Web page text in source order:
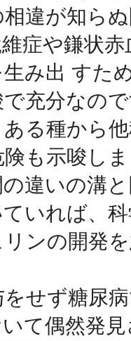
違が知ら
症や鎌状
み出 すた
充分なの
る種から
も示唆し
違いの溝
いれば、
リンの開発
せず糖尿
て偶然発